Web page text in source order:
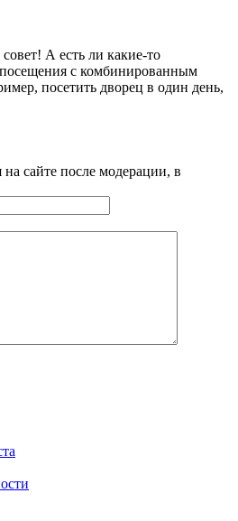
А есть ли какие-то
с комбинированным
посетить дворец в один день,
сайте после модерации, в